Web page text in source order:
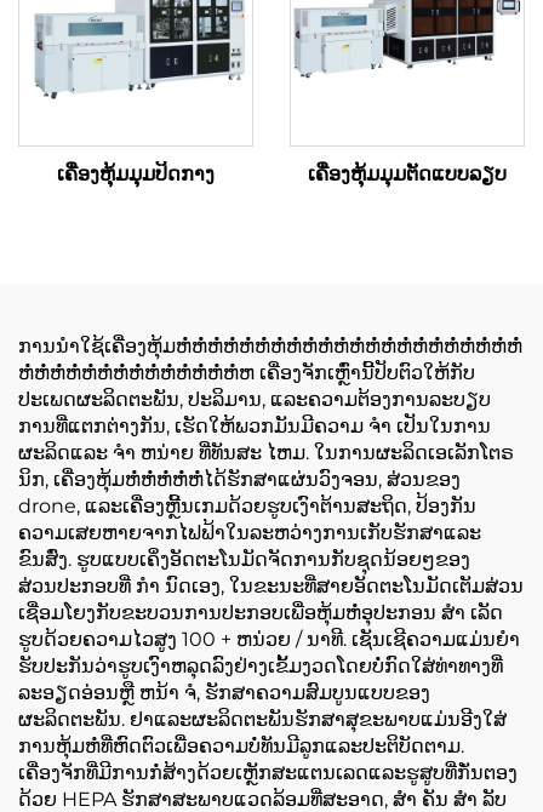
ເຄື່ອງຫຸ້ມມຸມປິດກາງ ເຄື່ອງຫຸ້ມມຸມຕັດແບບລຽບ
ການນໍາໃຊ້ເຄື່ອງຫຸ້ມຫໍ່ຫໍ່ຫໍ່ຫໍ່ຫໍ່ຫໍ່ຫໍ່ຫໍ່ຫໍ່ຫໍ່ຫໍ່ຫໍ່ຫໍ່ຫໍ່ຫໍ່ຫໍ່ຫໍ່ຫໍ່ຫໍ່ຫໍ່ຫໍ່ຫໍ່
ຫໍ່ຫໍ່ຫໍ່ຫໍ່ຫໍ່ຫໍ່ຫໍ່ຫໍ່ຫໍ່ຫໍ່ຫໍ່ຫໍ່ຫໍ່ຫໍ່ຫ ເຄື່ອງຈັກເຫຼົ່ານີ້ປັບຕົວໃຫ້ກັບ
ປະເພດຜະລິດຕະພັນ, ປະລິມານ, ແລະຄວາມຕ້ອງການລະບຽບ
ການທີ່ແຕກຕ່າງກັນ, ເຮັດໃຫ້ພວກມັນມີຄວາມ ຈໍາ ເປັນໃນການ
ຜະລິດແລະ ຈໍາ ຫນ່າຍ ທີ່ທັນສະ ໄຫມ. ໃນການຜະລິດເອເລັກໂຕຣ
ນິກ, ເຄື່ອງຫຸ້ມຫໍ່ຫໍ່ຫໍ່ຫໍ່ຫໍ່ໄດ້ຮັກສາແຜ່ນວົງຈອນ, ສ່ວນຂອງ
drone, ແລະເຄື່ອງຫຼີ້ນເກມດ້ວຍຮູບເງົາຕ້ານສະຖິດ, ປ້ອງກັນ
ຄວາມເສຍຫາຍຈາກໄຟຟ້າໃນລະຫວ່າງການເກັບຮັກສາແລະ
ຂົນສົ່ງ. ຮູບແບບເຄິ່ງອັດຕະໂນມັດຈັດການກັບຊຸດນ້ອຍໆຂອງ
ສ່ວນປະກອບທີ່ ກໍາ ນົດເອງ, ໃນຂະນະທີ່ສາຍອັດຕະໂນມັດເຕັມສ່ວນ
ເຊື່ອມໂຍງກັບຂະບວນການປະກອບເພື່ອຫຸ້ມຫໍ່ອຸປະກອນ ສໍາ ເລັດ
ຮູບດ້ວຍຄວາມໄວສູງ 100 + ຫນ່ວຍ / ນາທີ. ເຊັນເຊີຄວາມແມ່ນຍໍາ
ຮັບປະກັນວ່າຮູບເງົາຫລຸດລົງຢ່າງເຂັ້ມງວດໂດຍບໍ່ກົດໃສ່ທ່າທາງທີ່
ລະອຽດອ່ອນຫຼື ຫນ້າ ຈໍ, ຮັກສາຄວາມສົມບູນແບບຂອງ
ຜະລິດຕະພັນ. ຢາແລະຜະລິດຕະພັນຮັກສາສຸຂະພາບແມ່ນອີງໃສ່
ການຫຸ້ມຫໍ່ທີ່ຫົດຕົວເພື່ອຄວາມບໍ່ທັນມີລູກແລະປະຕິບັດຕາມ.
ເຄື່ອງຈັກທີ່ມີການກໍ່ສ້າງດ້ວຍເຫຼັກສະແຕນເລດແລະຮູສູບທີ່ກັ່ນຕອງ
ດ້ວຍ HEPA ຮັກສາສະພາບແວດລ້ອມທີ່ສະອາດ, ສໍາ ຄັນ ສໍາ ລັບ